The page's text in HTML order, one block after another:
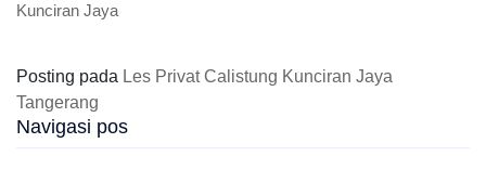
Kunciran Jaya
Posting pada Les Privat Calistung Kunciran Jaya
Tangerang
Navigasi pos